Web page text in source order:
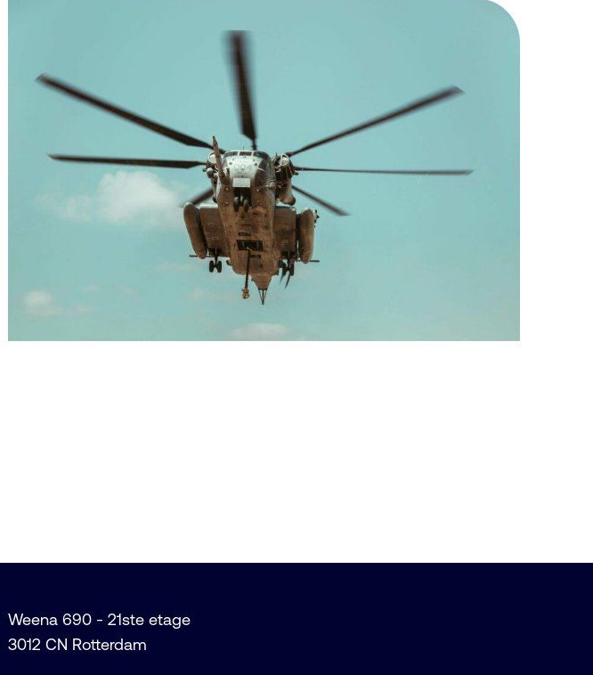
Weena 690 - 21ste etage
3012 CN Rotterdam